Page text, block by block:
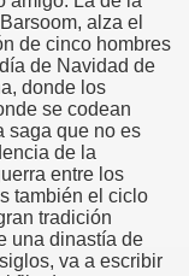
alza el
de cinco hombres
de Navidad de
donde los
se codean
saga que no es
de la
entre los
también el ciclo
tradición
una dinastía de
va a escribir